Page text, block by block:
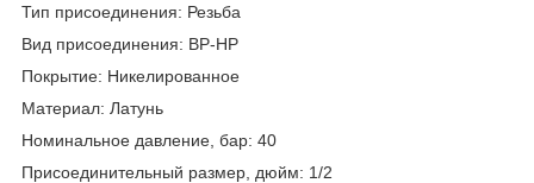
Тип присоединения: Резьба
Вид присоединения: ВР-НР
Покрытие: Никелированное
Материал: Латунь
Номинальное давление, бар: 40
Присоединительный размер, дюйм: 1/2